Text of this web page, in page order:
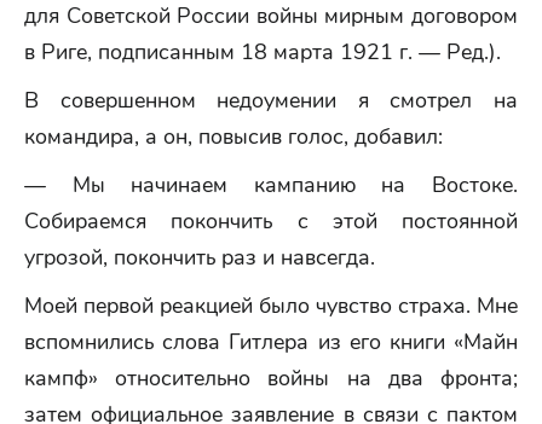
для Советской России войны мирным договором
в Риге, подписанным 18 марта 1921 г. — Ред.).
В совершенном недоумении я смотрел на
командира, а он, повысив голос, добавил:
— Мы начинаем кампанию на Востоке.
Собираемся покончить с этой постоянной
угрозой, покончить раз и навсегда.
Моей первой реакцией было чувство страха. Мне
вспомнились слова Гитлера из его книги «Майн
кампф» относительно войны на два фронта;
затем официальное заявление в связи с пактом